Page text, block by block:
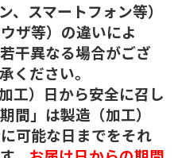
スマートフォン等）
ザ等）の違いによ
干異なる場合がござ
ください。
工）日から安全に召し
間」は製造（加工）
可能な日までをそれ